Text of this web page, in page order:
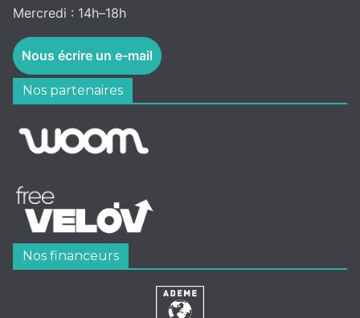
Mercredi : 14h–18h
Nous écrire un e-mail
Nos partenaires
Nos financeurs